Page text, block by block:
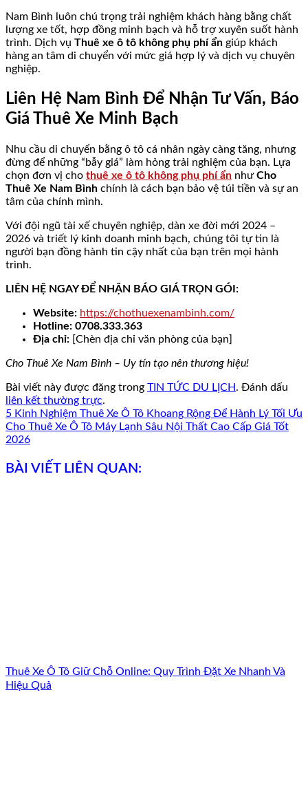
Nam Bình luôn chú trọng trải nghiệm khách hàng bằng chất
lượng xe tốt, hợp đồng minh bạch và hỗ trợ xuyên suốt hành
trình. Dịch vụ Thuê xe ô tô không phụ phí ẩn giúp khách
hàng an tâm di chuyển với mức giá hợp lý và dịch vụ chuyên
nghiệp.
Liên Hệ Nam Bình Để Nhận Tư Vấn, Báo
Giá Thuê Xe Minh Bạch
Nhu cầu di chuyển bằng ô tô cá nhân ngày càng tăng, nhưng
đừng để những “bẫy giá” làm hỏng trải nghiệm của bạn. Lựa
chọn đơn vị cho thuê xe ô tô không phụ phí ẩn nhưCho
Thuê Xe Nam Bình chính là cách bạn bảo vệ túi tiền và sự an
tâm của chính mình.
Với đội ngũ tài xế chuyên nghiệp, dàn xe đời mới 2024 –
2026 và triết lý kinh doanh minh bạch, chúng tôi tự tin là
người bạn đồng hành tin cậy nhất của bạn trên mọi hành
trình.
LIÊN HỆ NGAY ĐỂ NHẬN BÁO GIÁ TRỌN GÓI:
Website: https://chothuexenambinh.com/
Hotline: 0708.333.363
Địa chỉ: [Chèn địa chỉ văn phòng của bạn]
Cho Thuê Xe Nam Bình – Uy tín tạo nên thương hiệu!
Bài viết này được đăng trong TIN TỨC DU LỊCH. Đánh dấu
liên kết thường trực.
5 Kinh Nghiệm Thuê Xe Ô Tô Khoang Rộng Để Hành Lý Tối Ưu
Cho Thuê Xe Ô Tô Máy Lạnh Sâu Nội Thất Cao Cấp Giá Tốt
2026
BÀI VIẾT LIÊN QUAN:
Thuê Xe Ô Tô Giữ Chỗ Online: Quy Trình Đặt Xe Nhanh Và
Hiệu Quả